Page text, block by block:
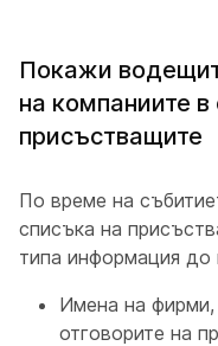
Покажи
на компаниите в
присъстващите
По време на
списъка на
типа информация до
Имена на фирми,
отговорите на